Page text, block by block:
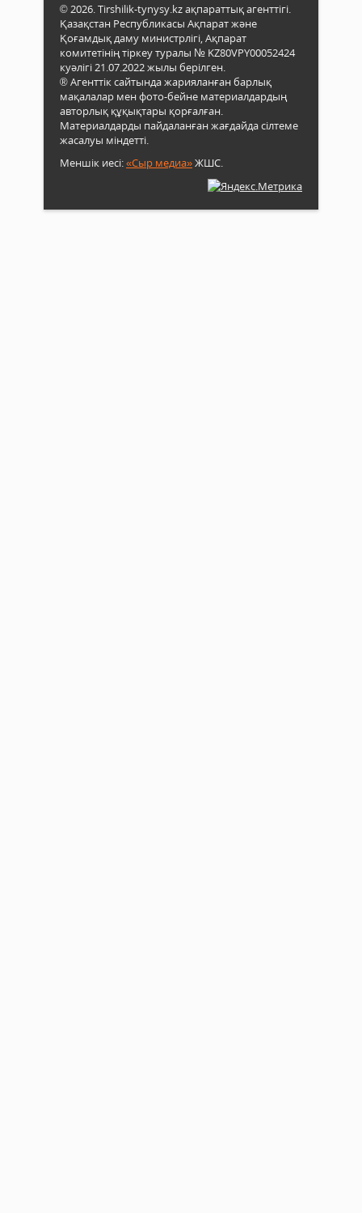
© 2026. Tirshilik-tynysy.kz ақпараттық агенттігі.
Қазақстан Республикасы Ақпарат және
Қоғамдық даму министрлігі, Ақпарат
комитетінің тіркеу туралы № KZ80VPY00052424
куәлігі 21.07.2022 жылы берілген.
® Агенттік сайтында жарияланған барлық
мақалалар мен фото-бейне материалдардың
авторлық құқықтары қорғалған.
Материалдарды пайдаланған жағдайда сілтеме
жасалуы міндетті.
Меншік иесі:«Сыр медиа»ЖШС.